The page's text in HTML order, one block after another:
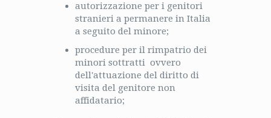
autorizzazione per i genitori
stranieri a permanere in Italia
a seguito del minore;
procedure per il rimpatrio dei
minori sottratti ovvero
dell'attuazione del diritto di
visita del genitore non
affidatario;